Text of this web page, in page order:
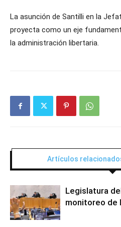
La asunción de Santilli en la
proyecta como un eje
la administración libertaria.
Artículos
Legislatura
monitoreo de